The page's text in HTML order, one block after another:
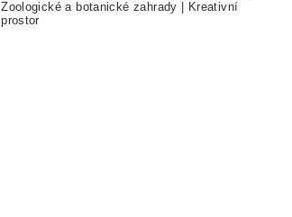
Zoologické a botanické zahrady
Kreativní
prostor